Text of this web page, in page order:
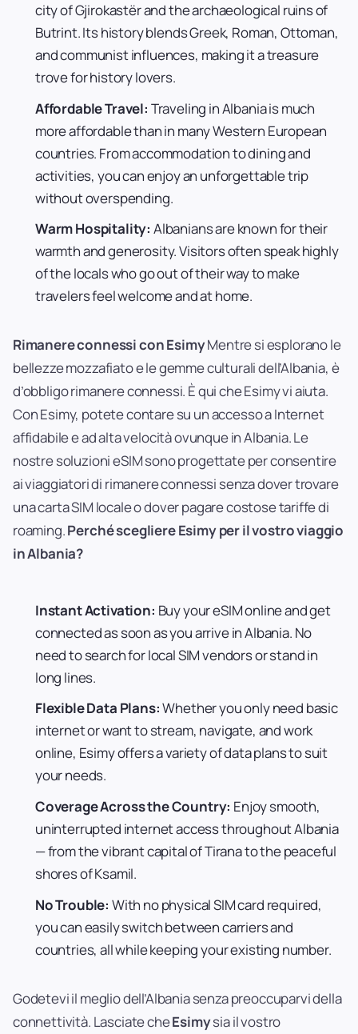
city of Gjirokastër and the archaeological ruins of
Butrint. Its history blends Greek, Roman, Ottoman,
and communist influences, making it a treasure
trove for history lovers.
Affordable Travel: Traveling in Albania is much
more affordable than in many Western European
countries. From accommodation to dining and
activities, you can enjoy an unforgettable trip
without overspending.
Warm Hospitality: Albanians are known for their
warmth and generosity. Visitors often speak highly
of the locals who go out of their way to make
travelers feel welcome and at home.
Rimanere connessi con EsimyMentre si esplorano le
bellezze mozzafiato e le gemme culturali dell’Albania, è
d’obbligo rimanere connessi. È qui che Esimy vi aiuta.
Con Esimy, potete contare su un accesso a Internet
affidabile e ad alta velocità ovunque in Albania. Le
nostre soluzioni eSIM sono progettate per consentire
ai viaggiatori di rimanere connessi senza dover trovare
una carta SIM locale o dover pagare costose tariffe di
roaming.Perché scegliere Esimy per il vostro viaggio
in Albania?
Instant Activation: Buy your eSIM online and get
connected as soon as you arrive in Albania. No
need to search for local SIM vendors or stand in
long lines.
Flexible Data Plans:Whether you only need basic
internet or want to stream, navigate, and work
online, Esimy offers a variety of data plans to suit
your needs.
Coverage Across the Country: Enjoy smooth,
uninterrupted internet access throughout Albania
— from the vibrant capital of Tirana to the peaceful
shores of Ksamil.
No Trouble: With no physical SIM card required,
you can easily switch between carriers and
countries, all while keeping your existing number.
Godetevi il meglio dell’Albania senza preoccuparvi della
connettività. Lasciate cheEsimysia il vostro